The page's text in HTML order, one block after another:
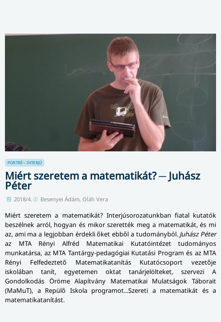
PORTRÉ – INTERJÚ
Miért szeretem a matematikát? ─ Juhász
Péter
2018/4. Besenyei Ádám, Oláh Vera
Miért szeretem a matematikát? Inter­jú­so­ro­za­tunkban fiatal kutatók
beszélnek arról, hogyan és mikor szerették meg a matematikát, és mi
az, ami ma a legjobban érdekli őket ebből a tudományból. Juhász Péter
az MTA Rényi Alfréd Matematikai Kutatóintézet tudományos
munkatársa, az MTA Tantárgy-pedagógiai Kutatási Program és az MTA
Rényi Felfedeztető Matematikatanítás Kutatócsoport vezetője
iskolában tanít, egyetemen oktat tanárjelölteket, szervezi A
Gondolkodás Öröme Alapítvány Matematikai Mulatságok Táborait
(MaMuT), a Repülő Iskola programot...Szereti a matematikát és a
matematikatanítást.